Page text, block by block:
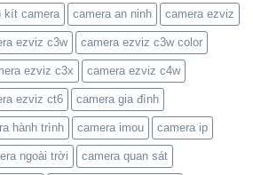
kít camera camera an ninh camera ezviz
ezviz c3w camera ezviz c3w color
ezviz c3x camera ezviz c4w
ezviz ct6 camera gia đình
hành trình camera imou camera ip
ngoài trời camera quan sát